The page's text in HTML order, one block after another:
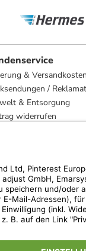
& Versandkosten
/
& Entsorgung
widerrufen
der unverbindlichen